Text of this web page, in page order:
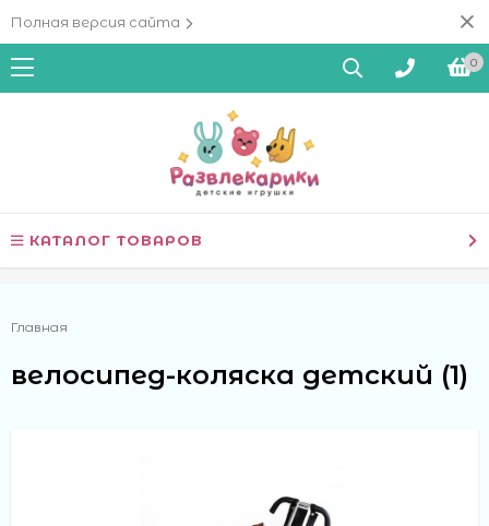
Полная версия сайта
0
КАТАЛОГ ТОВАРОВ
Главная
велосипед-коляска детский (1)